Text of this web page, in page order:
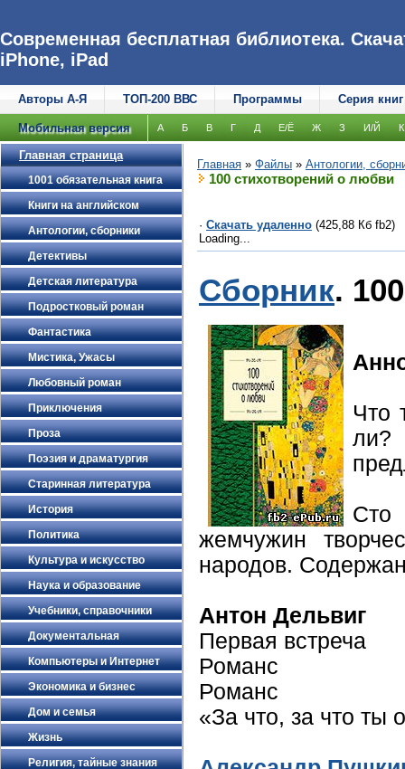
Современная бесплатная библиотека.
iPhone, iPad
Авторы А-Я ТОП-200 ВВС Программы Серия книг
Мобильная версия А Б В Г Д Е/Ё Ж З И/Й К
Главная страница
1001 обязательная книга
Книги на английском
Антологии, сборники
Детективы
Детская литература
Подростковый роман
Фантастика
Мистика, Ужасы
Любовный роман
Приключения
Проза
Поэзия и драматургия
Старинная литература
История
Политика
Культура и искусство
Наука и образование
Учебники, справочники
Документальная
Компьютеры и Интернет
Экономика и бизнес
Дом и семья
Жизнь
Религия, тайные знания
Главная » Файлы » Антологии,
100 стихотворений о любви
· Скачать удаленно (425,88 Кб fb2)
Loading...
Сборник.
Что
ли?
Сто
жемчужин
народов.
Антон Дельвиг
Первая встреча
Романс
Романс
«За что, за что ты